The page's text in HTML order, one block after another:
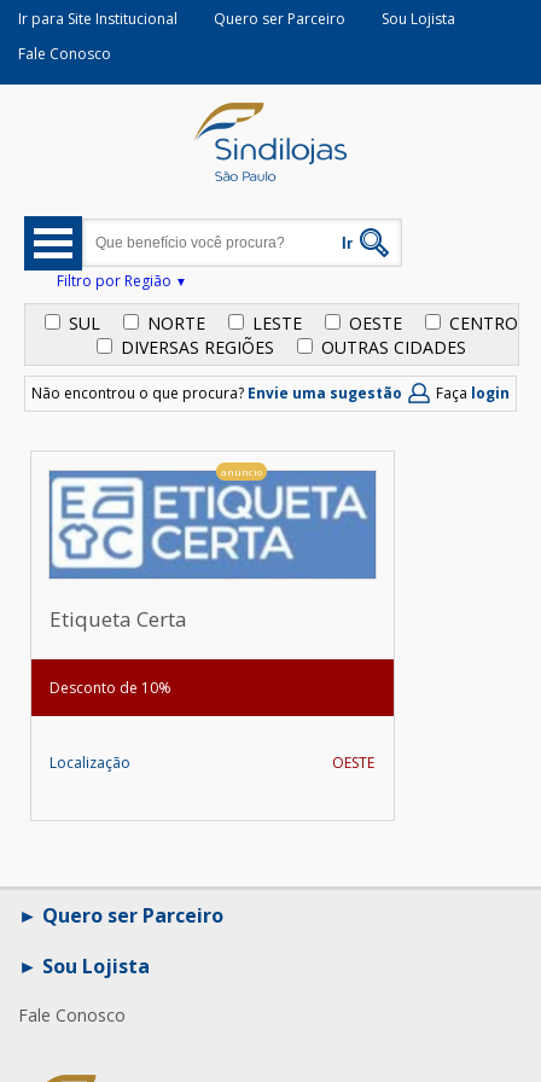
Ir para Site Institucional Quero ser Parceiro
Sou Lojista
Fale Conosco
Filtro por Região
SUL NORTE LESTE OESTE
CENTRO
DIVERSAS REGIÕES
OUTRAS CIDADES
Não encontrou o que procura? Envie uma sugestão Faça login
anúncio
Etiqueta Certa
Desconto de 10%
Localização OESTE
Quero ser Parceiro
Sou Lojista
Fale Conosco